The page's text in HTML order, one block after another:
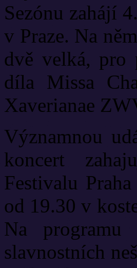
Sezónu zahájí
v Praze. Na
dvě velká, pro
díla Missa
Xaverianae
Významnou
koncert
Festivalu
od 19.30 v
Na
slavnostních